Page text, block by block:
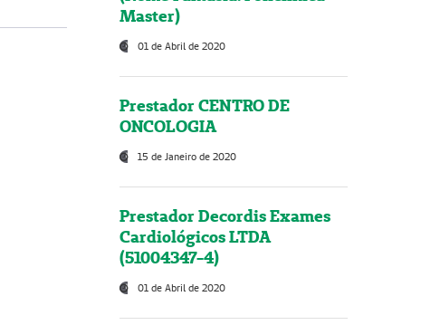
Master)
01 de Abril de 2020
Prestador CENTRO DE
ONCOLOGIA
15 de Janeiro de 2020
Prestador Decordis Exames
Cardiológicos LTDA
(51004347-4)
01 de Abril de 2020